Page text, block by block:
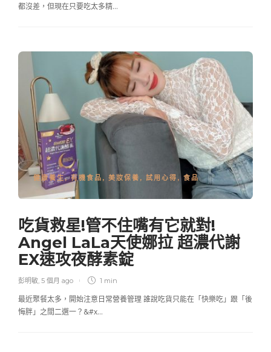
都沒差，但現在只要吃太多精…
健康養生,有機食品 , 美妝保養 , 試用心得 , 食品
吃貨救星!管不住嘴有它就對!
Angel LaLa天使娜拉 超濃代謝
EX速攻夜酵素錠
彭明敏, 5 個月 ago 1 min
最近聚餐太多，開始注意日常營養管理 誰說吃貨只能在「快樂吃」跟「後
悔胖」之間二選一？&#x…